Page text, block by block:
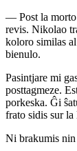
— Post la morto
revis. Nikolao
koloro similas
bienulo.
Pasintjare mi
posttagmeze.
porkeska. Ĝi
frato sidis sur
Ni brakumis nin